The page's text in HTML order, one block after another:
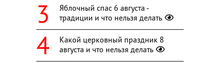
Яблочный спас 6 августа -
традиции и что нельзя делать
Какой церковный праздник 8
августа и что нельзя делать